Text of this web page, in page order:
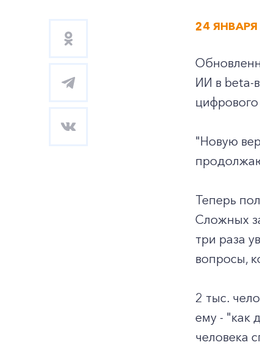
24 ЯНВАРЯ
ИИ в beta-
"Новую
Теперь
Сложных
три раза
вопросы,
2 тыс.
ему - "как
человека